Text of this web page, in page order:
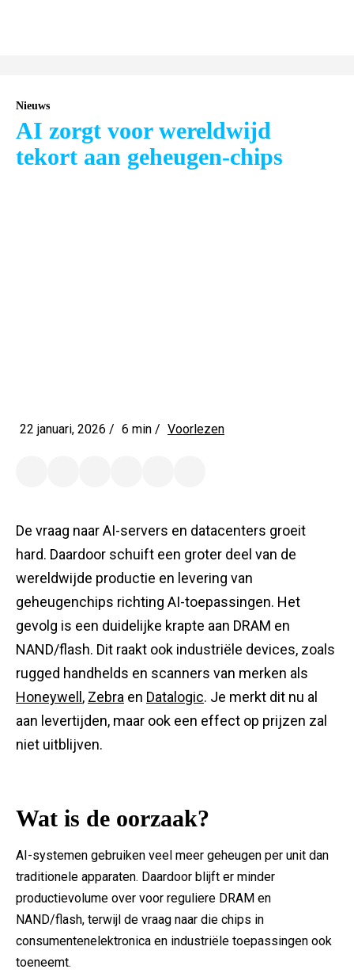
Nieuws
AI zorgt voor wereldwijd
tekort aan geheugen-chips
22 januari, 2026 / 6 min / Voorlezen
De vraag naar AI-servers en datacenters groeit
hard. Daardoor schuift een groter deel van de
wereldwijde productie en levering van
geheugenchips richting AI-toepassingen. Het
gevolg is een duidelijke krapte aan DRAM en
NAND/flash. Dit raakt ook industriële devices, zoals
rugged handhelds en scanners van merken als
Honeywell , Zebra en Datalogic. Je merkt dit nu al
aan levertijden, maar ook een effect op prijzen zal
niet uitblijven.
Wat is de oorzaak?
AI-systemen gebruiken veel meer geheugen per unit dan
traditionele apparaten. Daardoor blijft er minder
productievolume over voor reguliere DRAM en
NAND/flash, terwijl de vraag naar die chips in
consumentenelektronica en industriële toepassingen ook
toeneemt.